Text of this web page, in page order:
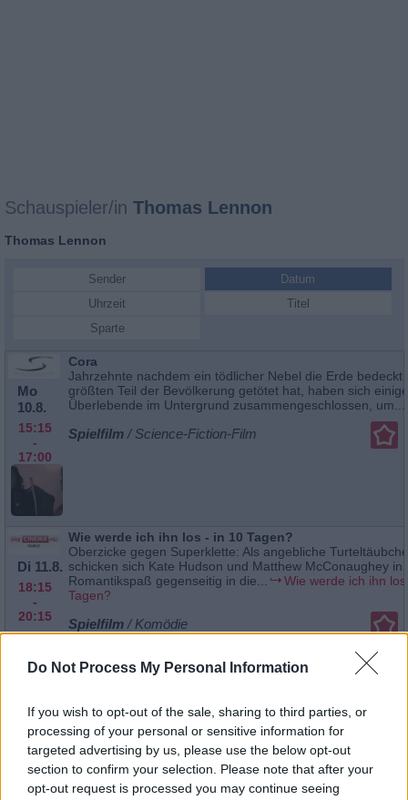
Do Not Process My Personal Information
If you wish to opt-out of the sale, sharing to third parties, or
processing of your personal or sensitive information for
targeted advertising by us, please use the below opt-out
section to confirm your selection. Please note that after your
opt-out request is processed you may continue seeing
Schauspieler/in Thomas Lennon
Thomas Lennon
Sender
Datum
Uhrzeit
Titel
Sparte
Mo
10.8.
15:15
-
17:00
Cora
Jahrzehnte nachdem ein tödlicher Nebel die Erde bedeckt
größten Teil der Bevölkerung getötet hat, haben sich einige
Überlebende im Untergrund zusammengeschlossen, um...
Spielfilm / Science-Fiction-Film
Di 11.8.
18:15
-
20:15
Wie werde ich ihn los - in 10 Tagen?
Oberzicke gegen Superklette: Als angebliche
schicken sich Kate Hudson und Matthew McConaughey in
Romantikspaß gegenseitig in die...
Wie werde ich ihn
Tagen?
Spielfilm / Komödie
11:10
-
13:05
Oberzicke gegen Superklette: Als angebliche
Tagen?
Spielfilm / Komödie
Wie werde ich ihn los - in 10 Tagen?
Oberzicke gegen Superklette: Als angebliche